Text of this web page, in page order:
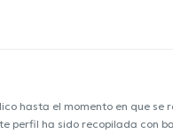
hasta el momento en que
ha sido recopilada con